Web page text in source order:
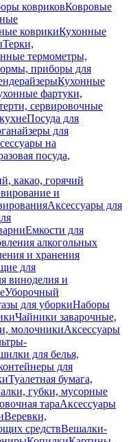
ковриковКовровые
коврикиКухонные
Терки,
термометры,
приборы для
Кухонные
фартуки,
сервировочные
Посуда для
для
на
посуда,
какао, горячий
и
Аксессуары для
Емкости для
алкогольных
и хранения
для
виноделия и
Уборочный
для уборкиНаборы
Чайники заварочные,
молочникиАксессуары
для белья,
для
Туалетная бумага,
губки, мусорные
тараАксессуары
Веревки,
средствВешалки-